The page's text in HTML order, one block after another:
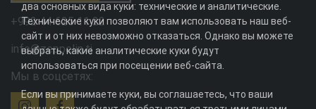
+992 44 625 11 22
info@zeppelin.tj
Мы в соцсетях:
два основных вида куки: технические и аналитические.
Технические куки позволяют вам использовать наш веб-
сайт и от них невозможно отказаться. Однако вы можете
выбрать, какие аналитические куки будут
использоваться при посещении веб-сайта.
Если вы принимаете куки, вы соглашаетесь, что ваши